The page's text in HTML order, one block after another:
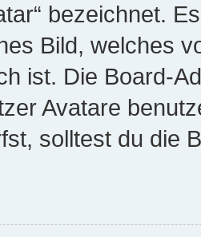
bezeichnet.
Bild, welches
ist. Die Board-
Avatare
solltest du die